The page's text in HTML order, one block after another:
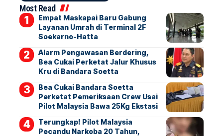
Most Read
Empat Maskapai Baru Gabung
Layanan Umrah di Terminal 2F
Soekarno-Hatta
Alarm Pengawasan Berdering,
Bea Cukai Perketat Jalur Khusus
Kru di Bandara Soetta
Bea Cukai Bandara Soetta
Perketat Pemeriksaan Crew Usai
Pilot Malaysia Bawa 25Kg Ekstasi
Terungkap! Pilot Malaysia
Pecandu Narkoba 20 Tahun,